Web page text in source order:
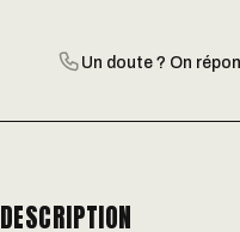
Un doute ? On
DESCRIPTION